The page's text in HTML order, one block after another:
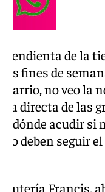
de la
fines de
barrio, no veo
directa de las
dónde acudir
no deben seguir
Frutería Francis,